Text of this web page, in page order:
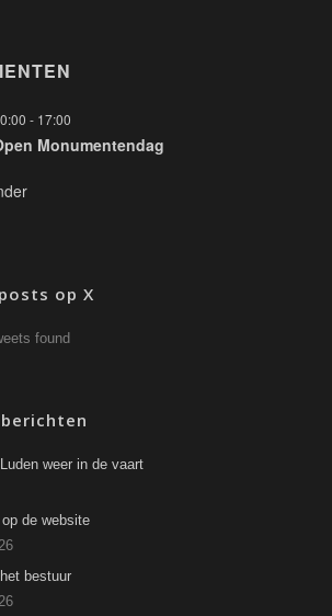
- 17:00
Monumentendag
op X
found
weer in de vaart
de website
bestuur